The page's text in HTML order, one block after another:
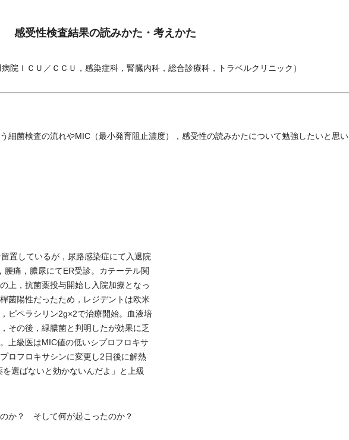
感受性検査結果の読みかた・考えかた
病院ＩＣＵ／ＣＣＵ，感染症科，腎臓内科，総合診療科，トラベルクリニック）
細菌検査の流れやMIC（最小発育阻止濃度），感受性の読みかたについて勉強したいと思い
置しているが，尿路感染症にて入退院
痛，膿尿にてER受診。カテーテル関
上，抗菌薬投与開始し入院加療となっ
菌陽性だったため，レジデントは欧米
ピペラシリン2g×2で治療開始。血液培
その後，緑膿菌と判明したが効果に乏
上級医はMIC値の低いシプロフロキサ
ロフロキサシンに変更し2日後に解熱
選ばないと効かないんだよ」と上級
か？ そして何が起こったのか？